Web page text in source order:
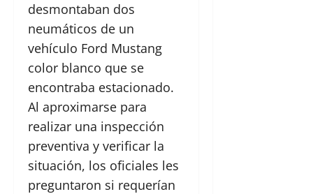
desmontaban dos
neumáticos de un
vehículo Ford Mustang
color blanco que se
encontraba estacionado.
Al aproximarse para
realizar una inspección
preventiva y verificar la
situación, los oficiales les
preguntaron si requerían